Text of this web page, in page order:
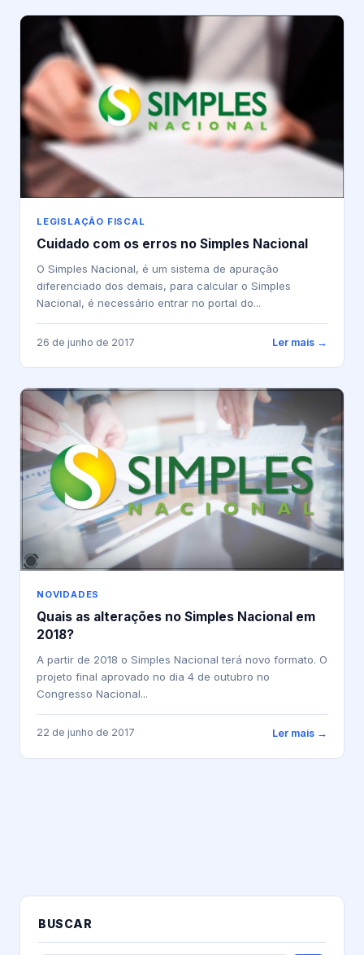
LEGISLAÇÃO FISCAL
Cuidado com os erros no Simples Nacional
O Simples Nacional, é um sistema de apuração
diferenciado dos demais, para calcular o Simples
Nacional, é necessário entrar no portal do...
26 de junho de 2017 Ler mais →
NOVIDADES
Quais as alterações no Simples Nacional em
2018?
A partir de 2018 o Simples Nacional terá novo formato. O
projeto final aprovado no dia 4 de outubro no
Congresso Nacional...
22 de junho de 2017 Ler mais →
BUSCAR